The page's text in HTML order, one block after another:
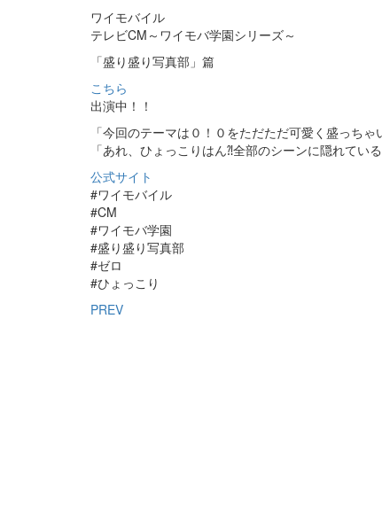
ワイモバイル
テレビCM～ワイモバ学園シリーズ～
「盛り盛り写真部」篇
こちら
出演中！！
「今回のテーマは０！０をただただ可愛く盛っちゃ
「あれ、ひょっこりはん⁈全部のシーンに隠れてい
公式サイト
#ワイモバイル
#CM
#ワイモバ学園
#盛り盛り写真部
#ゼロ
#ひょっこり
PREV